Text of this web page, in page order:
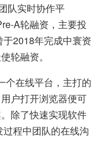
队实时协作平
A轮融资，主要投
2018年完成中寰资
轮融资。
个在线平台，主打的
户打开浏览器便可
除了快速实现软件
程中团队的在线沟